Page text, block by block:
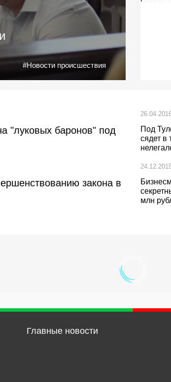
#Новости происшествия
"луковых баронов" под
Под
сядет в
закона в
млн
Главные новости